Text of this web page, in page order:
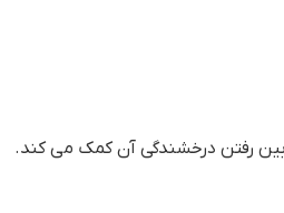
رفتن درخشندگی آن کمک می کند.